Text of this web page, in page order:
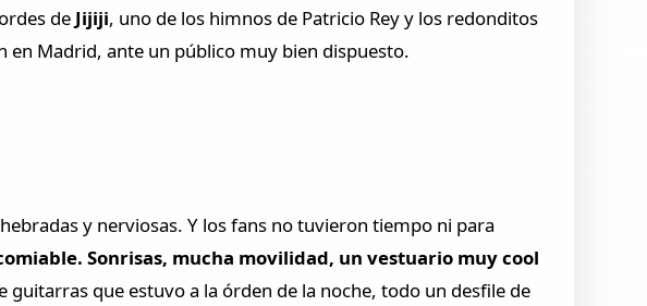
de Jijiji, uno de los himnos de Patricio Rey y los redonditos
en Madrid, ante un público muy bien dispuesto.
y nerviosas. Y los fans no tuvieron tiempo ni para
Sonrisas, mucha movilidad, un vestuario muy cool
que estuvo a la órden de la noche, todo un desfile de